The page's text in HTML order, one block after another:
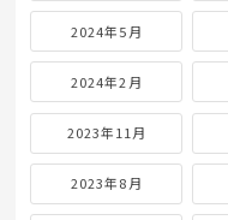
2024年5月
2024年2月
2023年11月
2023年8月